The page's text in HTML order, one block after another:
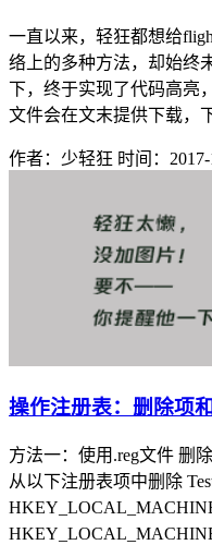
一直以来，轻狂都想给
络上的多种方法，却始终
下，终于实现了代码高亮
文件会在文末提供下载，
作者：少轻狂 时间：
操作注册表：删除项
方法一：使用.reg文件 删
从以下注册表项中删除